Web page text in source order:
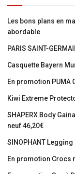
Les bons plans en
abordable
PARIS SAINT-
Casquette Bayern
En promotion PUMA
Kiwi Extreme
SHAPERX Body
neuf 46,20€
SINOPHANT
En promotion Crocs